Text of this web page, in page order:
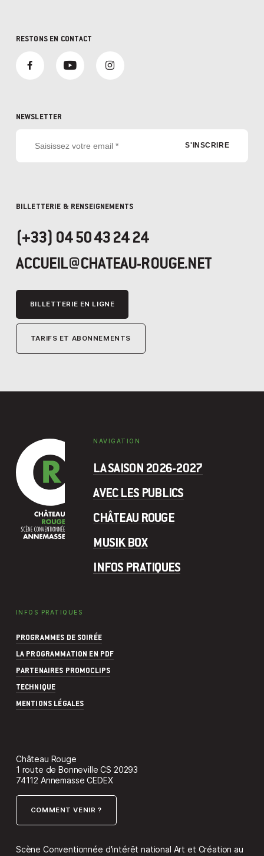
RESTONS EN CONTACT
NEWSLETTER
BILLETTERIE & RENSEIGNEMENTS
(+33) 04 50 43 24 24
ACCUEIL@CHATEAU-ROUGE.NET
BILLETTERIE EN LIGNE
TARIFS ET ABONNEMENTS
NAVIGATION
LA SAISON 2026-2027
AVEC LES PUBLICS
CHÂTEAU ROUGE
MUSIK BOX
INFOS PRATIQUES
INFOS PRATIQUES
PROGRAMMES DE SOIRÉE
LA PROGRAMMATION EN PDF
PARTENAIRES PROMOCLIPS
TECHNIQUE
MENTIONS LÉGALES
Château Rouge
1 route de Bonneville CS 20293
74112 Annemasse CEDEX
COMMENT VENIR ?
Scène Conventionnée d'intérêt national Art et Création au